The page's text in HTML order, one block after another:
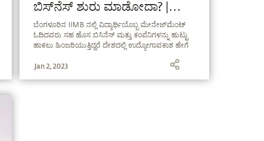
ಬಿಸ್‌ನೆಸ್ ಶುರು ಮಾಡೋದಾ? |
ಸದ್ಗುರು
ಬೆಂಗಳೂರಿನ IIMB ನಲ್ಲಿ ವಿದ್ಯಾರ್ಥಿಯೊಬ್ಬ ಮೇನೇಜ್‌ಮೆಂಟ್
ಓದಿದವರು ಸಹ ಹೊಸ ಬಿಸಿನೆಸ್ ಮತ್ತು ಕಂಪೆನಿಗಳನ್ನು ಹುಟ್ಟು
ಹಾಕಲು ಹಿಂಜರಿಯುತ್ತಿದ್ದರೆ ದೇಶದಲ್ಲಿ ಉದ್ಯೋಗಾವಕಾಶ ಹೇಗೆ
#UnplugWithSadhguru
Jan 2, 2023